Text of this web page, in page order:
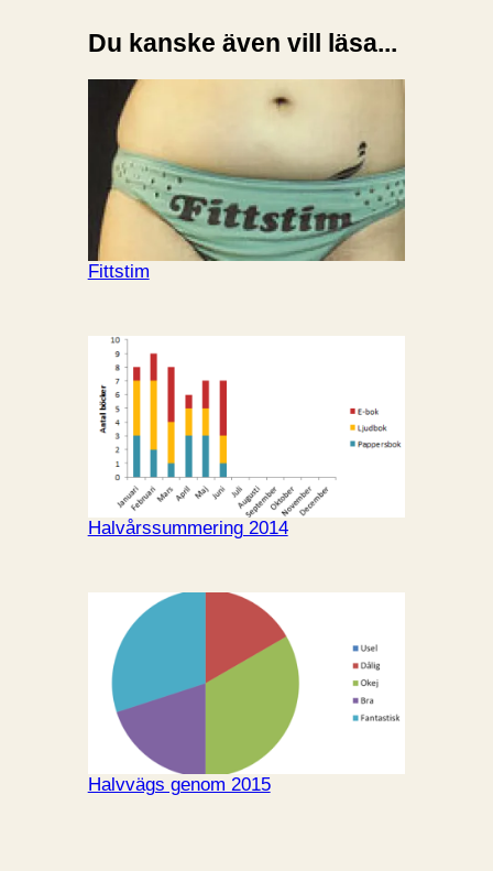
Du kanske även vill läsa...
Fittstim
Halvårssummering 2014
Halvvägs genom 2015